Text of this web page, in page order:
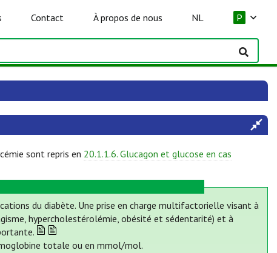
Contact À propos de nous NL P
sont repris en 20.1.1.6. Glucagon et glucose en cas
du diabète. Une prise en charge multifactorielle visant à
hypercholestérolémie, obésité et sédentarité) et à
totale ou en mmol/mol.